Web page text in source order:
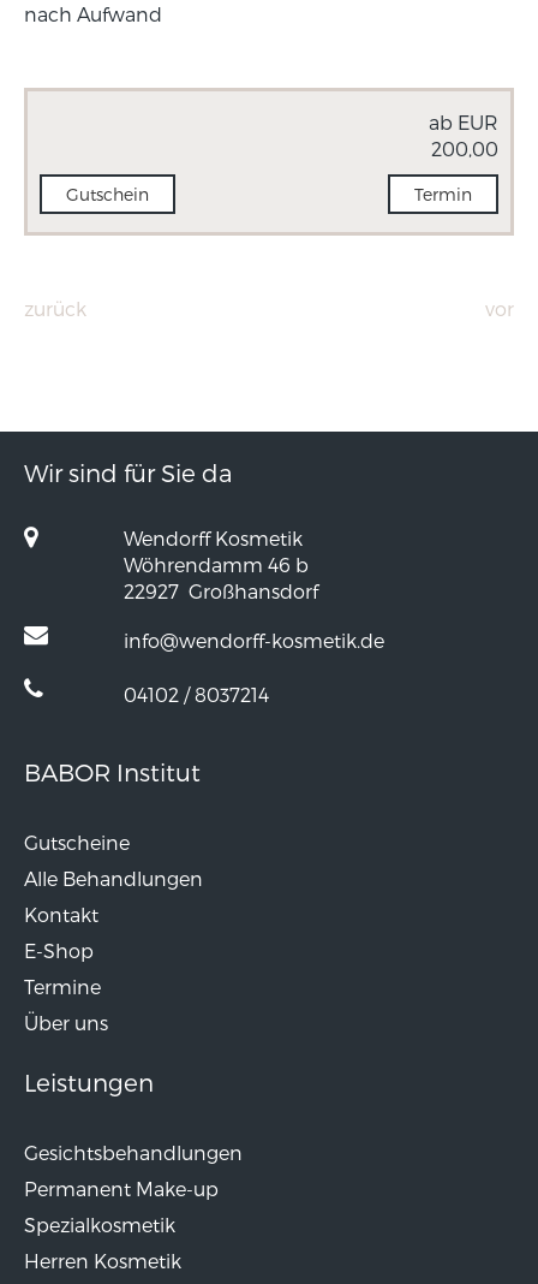
nach Aufwand
ab EUR
200,00
Gutschein Termin
zurück vor
Wir sind für Sie da
Wendorff Kosmetik
Wöhrendamm 46 b
22927 Großhansdorf
info@wendorff-kosmetik.de
04102 / 8037214
BABOR Institut
Gutscheine
Alle Behandlungen
Kontakt
E-Shop
Termine
Über uns
Leistungen
Gesichtsbehandlungen
Permanent Make-up
Spezialkosmetik
Herren Kosmetik